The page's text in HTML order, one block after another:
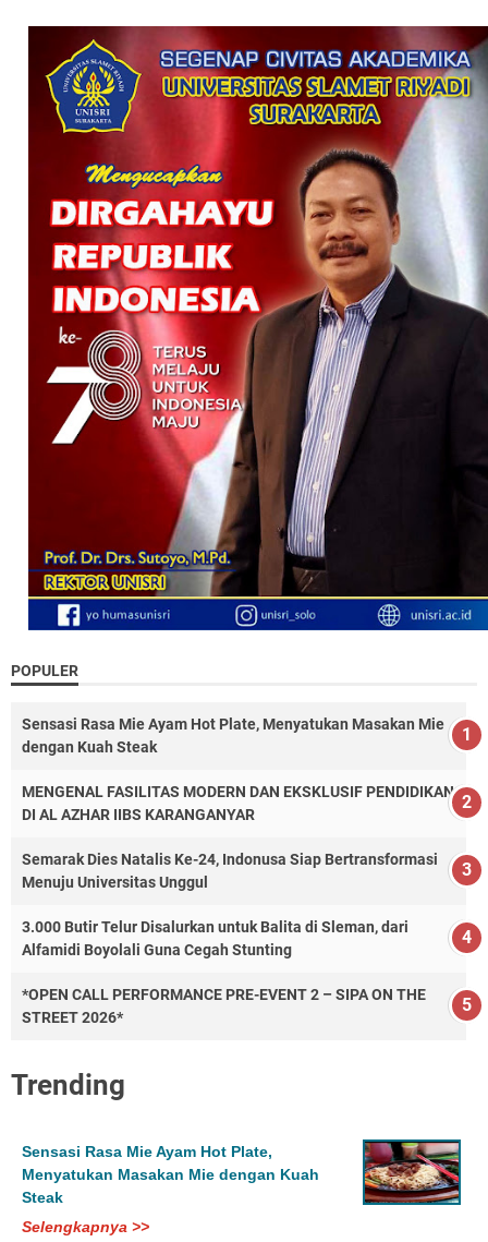
POPULER
Sensasi Rasa Mie Ayam Hot Plate, Menyatukan Masakan Mie
dengan Kuah Steak
MENGENAL FASILITAS MODERN DAN EKSKLUSIF PENDIDIKAN
DI AL AZHAR IIBS KARANGANYAR
Semarak Dies Natalis Ke-24, Indonusa Siap Bertransformasi
Menuju Universitas Unggul
3.000 Butir Telur Disalurkan untuk Balita di Sleman, dari
Alfamidi Boyolali Guna Cegah Stunting
*OPEN CALL PERFORMANCE PRE-EVENT 2 – SIPA ON THE
STREET 2026*
Trending
Sensasi Rasa Mie Ayam Hot Plate,
Menyatukan Masakan Mie dengan Kuah
Steak
Selengkapnya >>